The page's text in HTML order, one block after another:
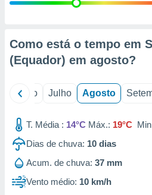
através
estudos
1199
Como está o tempo em
(Equador) em agosto?
Junho Julho Agosto
T. Média : 14°C Máx.: 19°C
Dias de chuva: 10 dias
Acum. de chuva: 37 mm
Vento médio: 10 km/h